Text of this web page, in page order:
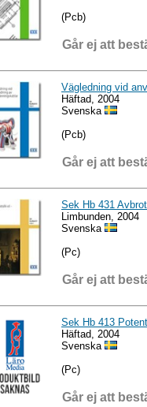
(Pcb)
Går ej att
Vägledning vid
Häftad, 2004
Svenska
(Pcb)
Går ej att
Sek Hb 431
Limbunden, 2004
Svenska
(Pc)
Går ej att
Sek Hb 413
Häftad, 2004
Svenska
(Pc)
Går ej att